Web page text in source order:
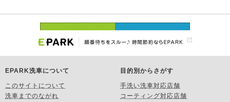
EPARK洗車について
このサイトについて
洗車までのながれ
目的別からさがす
手洗い洗車対応店舗
コーティング対応店舗